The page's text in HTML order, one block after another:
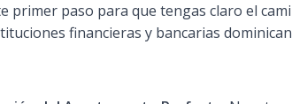
primer paso para que tengas claro el
financieras y bancarias